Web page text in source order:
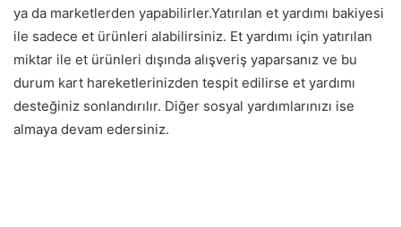
ya da marketlerden yapabilirler.Yatırılan et yardımı bakiyesi
ile sadece et ürünleri alabilirsiniz. Et yardımı için yatırılan
miktar ile et ürünleri dışında alışveriş yaparsanız ve bu
durum kart hareketlerinizden tespit edilirse et yardımı
desteğiniz sonlandırılır. Diğer sosyal yardımlarınızı ise
almaya devam edersiniz.